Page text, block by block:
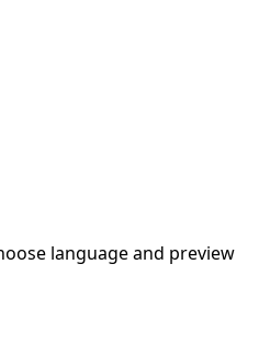
language and preview